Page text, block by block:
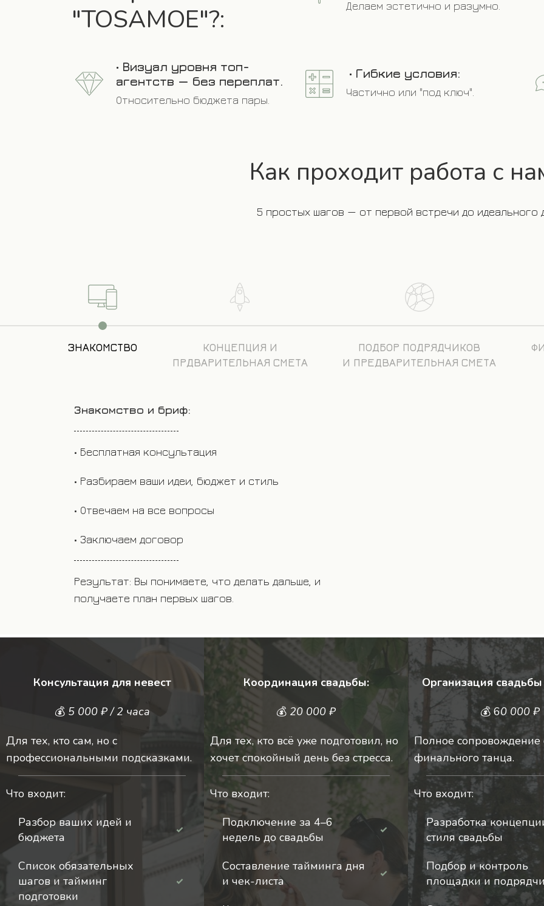
"ТОSАMОЕ"?:
Делаем эстетично и разумно.
• Визуал уровня топ-
агентств — без переплат.
Относительно бюджета пары.
• Гибкие условия:
Частично или "под ключ".
Как проходит работа с
5 простых шагов — от первой встречи до идеального
ЗНАКОМСТВО
КОНЦЕПЦИЯ И
ПРДВАРИТЕЛЬНАЯ СМЕТА
ПОДБОР ПОДРЯДЧИКОВ
И ПРЕДВАРИТЕЛЬНАЯ СМЕТА
Концепция и смета:
• Создаём визуальные референсы и стиль
• Подбираем площадку и ключевых подрядчиков
• Формируем прозрачную смету без скрытых расходов
Консультация для невест
💰 5 000 ₽ / 2 часа
Для тех, кто сам, но с
профессиональными подсказками.
Что входит:
Разбор ваших идей и
бюджета
Список обязательных
шагов и тайминг
подготовки
Координация свадьбы:
💰 20 000 ₽
Для тех, кто всё уже подготовил, но
хочет спокойный день без стресса.
Что входит:
Подключение за 4–6
недель до свадьбы
Составление тайминга дня
и чек-листа
Организация
💰 60 000 ₽
Полное сопровождение
финального танца.
Что входит:
Разработка
стиля свадьбы
Подбор и контроль
площадки и